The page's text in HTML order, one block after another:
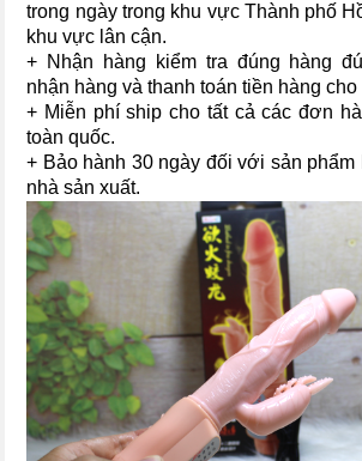
trong ngày trong khu vực Thành phố
khu vực lân cận.
+ Nhận hàng kiểm tra đúng hàng
nhận hàng và thanh toán tiền hàng
+ Miễn phí ship cho tất cả các đơn
toàn quốc.
+ Bảo hành 30 ngày đối với sản phẩm
nhà sản xuất.